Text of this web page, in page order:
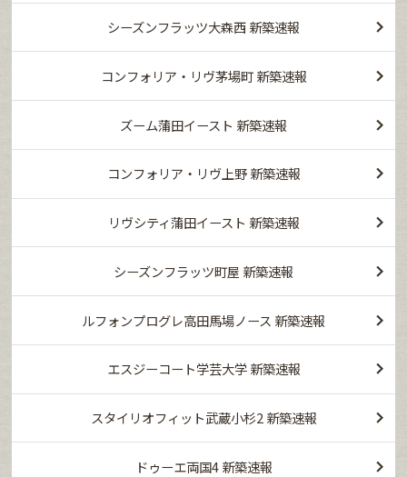
シーズンフラッツ大森西 新築速報
コンフォリア・リヴ茅場町 新築速報
ズーム蒲田イースト 新築速報
コンフォリア・リヴ上野 新築速報
リヴシティ蒲田イースト 新築速報
シーズンフラッツ町屋 新築速報
ルフォンプログレ高田馬場ノース 新築速報
エスジーコート学芸大学 新築速報
スタイリオフィット武蔵小杉2 新築速報
ドゥーエ両国4 新築速報